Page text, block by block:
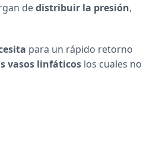
dedistribuir la presión,
para un rápido retorno
vasos linfáticos los cuales no